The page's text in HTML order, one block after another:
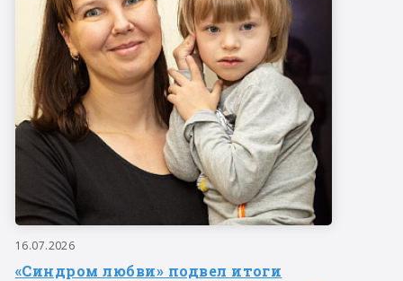
16.07.2026
«Синдром любви» подвел итоги